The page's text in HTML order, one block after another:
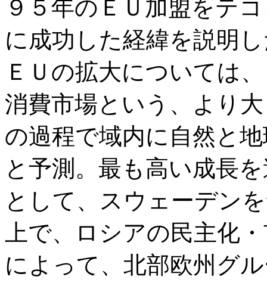
９５年のＥＵ加盟をテ
に成功した経緯を説明
ＥＵの拡大については
消費市場という、より
の過程で域内に自然と
と予測。最も高い成長
として、スウェーデン
上で、ロシアの民主化
によって、北部欧州グ